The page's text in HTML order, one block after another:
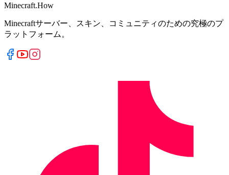
Minecraft.How
Minecraftサーバー、スキン、コミュニティのための究極のプ
ラットフォーム。